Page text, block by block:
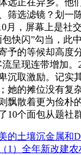
远正在异乡。他
筛选滤镜？划一
月，屏幕上是
快闪”勾当，此
予的等候却高
呈现连带增加
沉取激励。记实
她的摊位没有
散着更为俭朴
10个面包从题社群
的土壤沉金属和
1）全年新改建农